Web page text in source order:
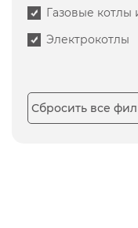
Газовые
Электрокотлы
Сбросить все